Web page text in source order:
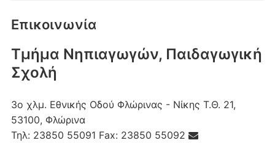
Επικοινωνία
Τμήμα Νηπιαγωγών, Παιδαγωγική
Σχολή
3ο χλμ. Εθνικής Οδού Φλώρινας - Νίκης Τ.Θ. 21,
53100, Φλώρινα
Τηλ: 23850 55091 Fax: 23850 55092